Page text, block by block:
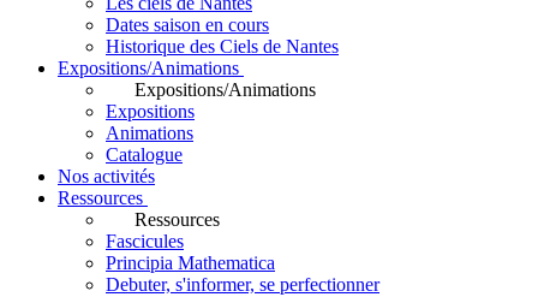
Dates saison en cours
Historique des Ciels de Nantes
Expositions/Animations
Expositions/Animations
Expositions
Animations
Catalogue
Nos activités
Ressources
Ressources
Fascicules
Principia Mathematica
Debuter, s'informer, se perfectionner